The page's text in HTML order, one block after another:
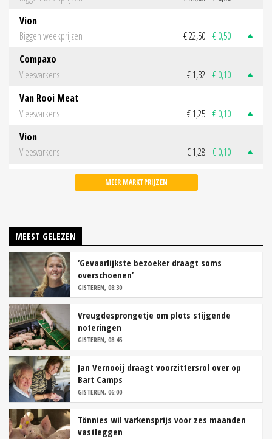
Vion
Biggen weekprijzen
€ 22,50 € 0,50
Compaxo
Vleesvarkens
€ 1,32 € 0,10
Van Rooi Meat
Vleesvarkens
€ 1,25 € 0,10
Vion
Vleesvarkens
€ 1,28 € 0,10
MEER MARKTPRIJZEN
MEEST GELEZEN
‘Gevaarlijkste bezoeker draagt soms
overschoenen’
GISTEREN, 08:30
Vreugdesprongetje om plots stijgende
noteringen
GISTEREN, 08:45
Jan Vernooij draagt voorzittersrol over op
Bart Camps
GISTEREN, 06:00
Tönnies wil varkensprijs voor zes maanden
vastleggen